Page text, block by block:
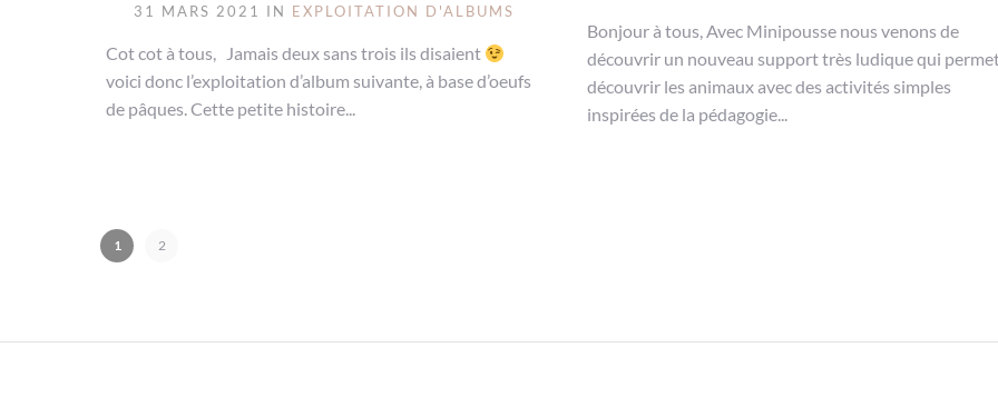
Bonjour à tous, Avec Minipousse nous venons de
découvrir un nouveau support très ludique qui
découvrir les animaux avec des activités simples
inspirées de la pédagogie...
31 MARS 2021 IN EXPLOITATION D'ALBUMS
Cot cot à tous, Jamais deux sans trois ils disaient
voici donc l’exploitation d’album suivante, à base d’oeufs
de pâques. Cette petite histoire...
1 2